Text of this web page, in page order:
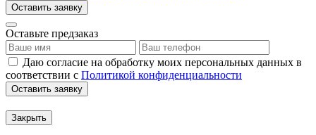
Оставить заявку
Оставьте предзаказ
Даю согласие на обработку моих персональных данных в
соответствии с Политикой конфиденциальности
Оставить заявку
Закрыть